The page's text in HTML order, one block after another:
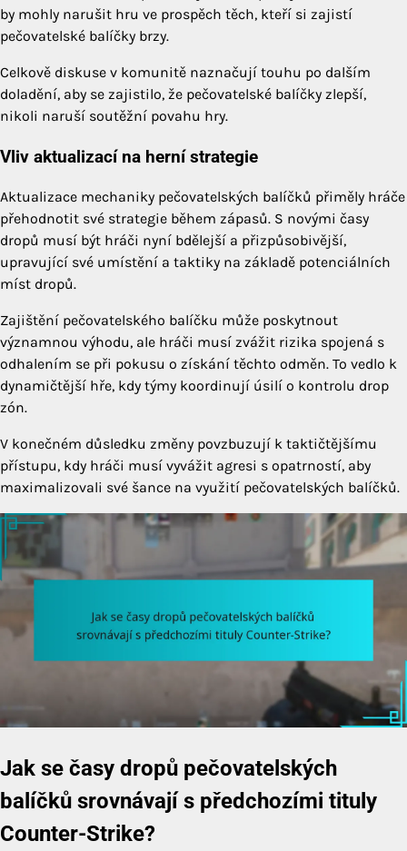
by mohly narušit hru ve prospěch těch, kteří si zajistí
pečovatelské balíčky brzy.
Celkově diskuse v komunitě naznačují touhu po dalším
doladění, aby se zajistilo, že pečovatelské balíčky zlepší,
nikoli naruší soutěžní povahu hry.
Vliv aktualizací na herní strategie
Aktualizace mechaniky pečovatelských balíčků přiměly hráče
přehodnotit své strategie během zápasů. S novými časy
dropů musí být hráči nyní bdělejší a přizpůsobivější,
upravující své umístění a taktiky na základě potenciálních
míst dropů.
Zajištění pečovatelského balíčku může poskytnout
významnou výhodu, ale hráči musí zvážit rizika spojená s
odhalením se při pokusu o získání těchto odměn. To vedlo k
dynamičtější hře, kdy týmy koordinují úsilí o kontrolu drop
zón.
V konečném důsledku změny povzbuzují k taktičtějšímu
přístupu, kdy hráči musí vyvážit agresi s opatrností, aby
maximalizovali své šance na využití pečovatelských balíčků.
Jak se časy dropů pečovatelských
balíčků srovnávají s předchozími tituly
Counter-Strike?